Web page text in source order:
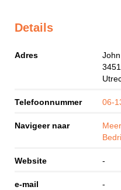
Details
Adres
Telefoonnummer 06-
Navigeer naar
Website -
e-mail -